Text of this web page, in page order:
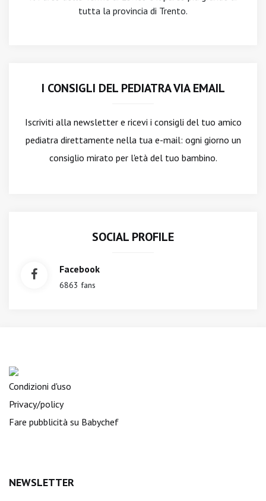
tutta la provincia di Trento.
I CONSIGLI DEL PEDIATRA VIA EMAIL
Iscriviti alla newslettere ricevi i consigli del tuo amico
pediatra direttamente nella tua e-mail: ogni giorno un
consiglio mirato per l'età del tuo bambino.
SOCIAL PROFILE
Facebook
6863 fans
Condizioni d'uso
Privacy/policy
Fare pubblicità su Babychef
NEWSLETTER